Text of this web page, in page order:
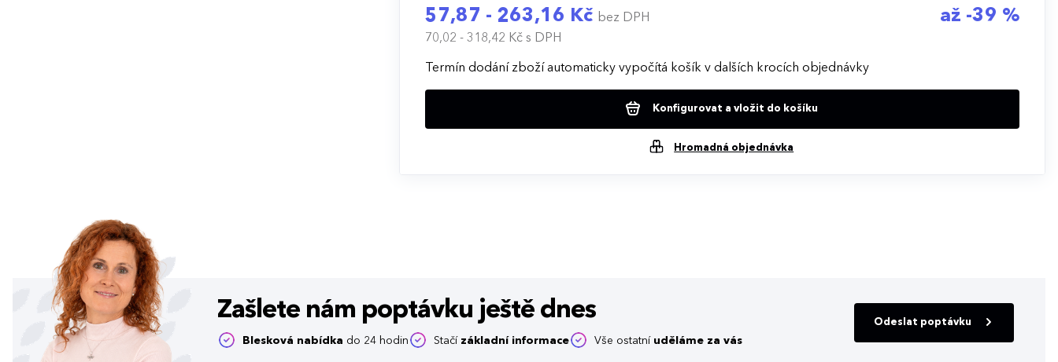
57,87 - 263,16 Kč bez DPH
70,02 - 318,42 Kčs DPH
až -39 %
Termín dodání zboží automaticky vypočítá košík v dalších krocích objednávky
Konfigurovat a vložit do košíku
Hromadná objednávka
Zašlete nám poptávku ještě dnes
Blesková nabídka do 24 hodin Stačí základní informace Vše ostatní uděláme za vás
Odeslat poptávku